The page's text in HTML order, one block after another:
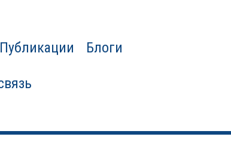
Публикации Блоги